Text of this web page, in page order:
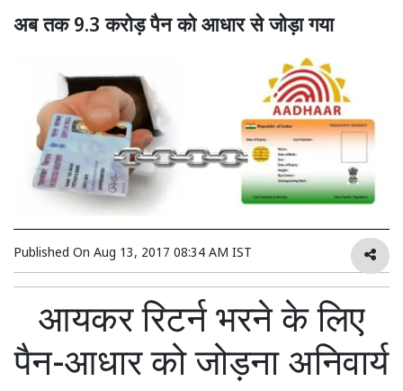
अब तक 9.3 करोड़ पैन को आधार से जोड़ा गया
Published On Aug 13, 2017 08:34 AM IST
आयकर रिटर्न भरने के लिए
पैन-आधार को जोड़ना अनिवार्य